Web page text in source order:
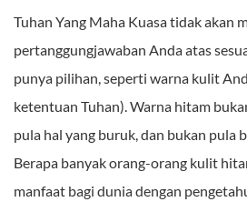
Tuhan Yang Maha Kuasa tidak akan
pertanggungjawaban Anda atas
punya pilihan, seperti warna kulit
ketentuan Tuhan). Warna hitam
pula hal yang buruk, dan bukan pula
Berapa banyak orang-orang kulit
manfaat bagi dunia dengan